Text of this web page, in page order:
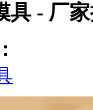
具 - 厂